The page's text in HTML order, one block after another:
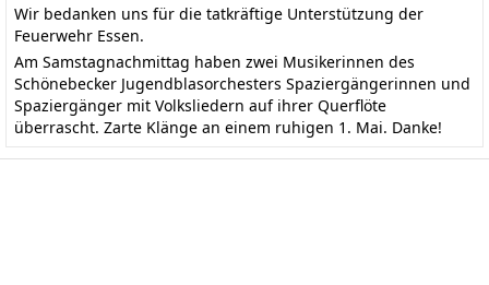
Wir bedanken uns für die tatkräftige Unterstützung der
Feuerwehr Essen.
Am Samstagnachmittag haben zwei Musikerinnen des
Schönebecker Jugendblasorchesters Spaziergängerinnen und
Spaziergänger mit Volksliedern auf ihrer Querflöte
überrascht. Zarte Klänge an einem ruhigen 1. Mai. Danke!